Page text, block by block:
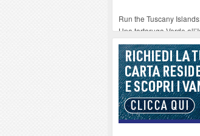
Run the Tuscany
Una tartaruga Verde
Furgone in fiamme a
Campo: chiusura della
A Carpani si apre la